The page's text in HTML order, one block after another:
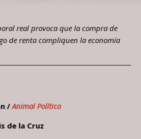
real provoca que la compra de
de renta compliquen la economía
/Animal Político
de la Cruz